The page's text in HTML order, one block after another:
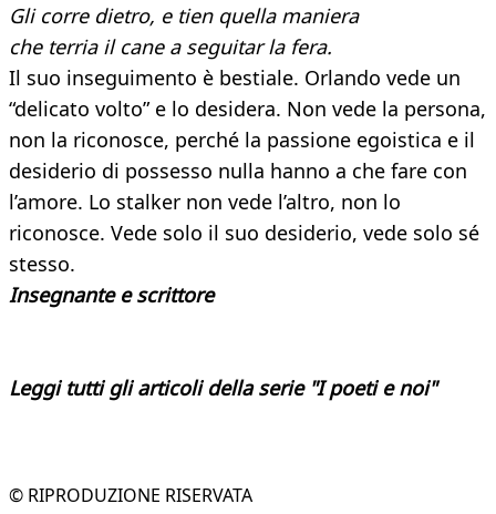
Gli corre dietro, e tien quella maniera
che terria il cane a seguitar la fera.
Il suo inseguimento è bestiale. Orlando vede un
“delicato volto” e lo desidera. Non vede la persona,
non la riconosce, perché la passione egoistica e il
desiderio di possesso nulla hanno a che fare con
l’amore. Lo stalker non vede l’altro, non lo
riconosce. Vede solo il suo desiderio, vede solo sé
stesso.
Insegnante e scrittore
Leggi tutti gli articoli della serie "I poeti e noi"
© RIPRODUZIONE RISERVATA